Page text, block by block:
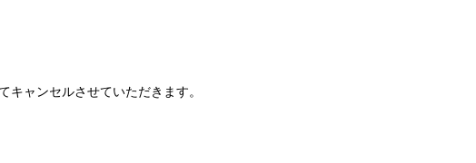
ャンセルさせていただきます。